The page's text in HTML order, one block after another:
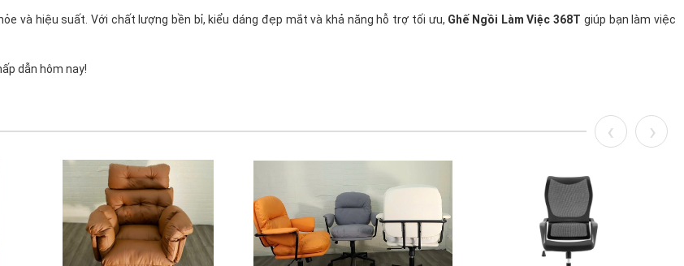
và hiệu suất. Với chất lượng bền bỉ, kiểu dáng đẹp mắt và khả năng hỗ trợ tối ưu, Ghế Ngồi Làm Việc 368T giúp bạn làm việc
dẫn hôm nay!